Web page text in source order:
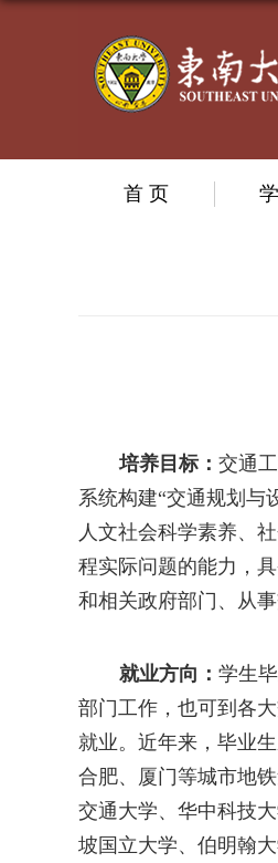
首 页
培养目标： 交通
系统构建“交通规划与
人文社会科学素养、
程实际问题的能力，
和相关政府部门、从事
就业方向： 学生
部门工作，也可到各大
就业。 近年来， 毕业
合肥、厦门等城市地
交通大学、华中科技
坡国立大学、伯明翰大